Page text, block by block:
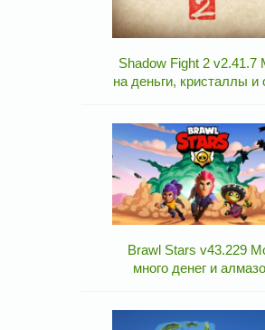
Shadow Fight 2 v2.41.7
на деньги, кристаллы и
Brawl Stars v43.229
много денег и